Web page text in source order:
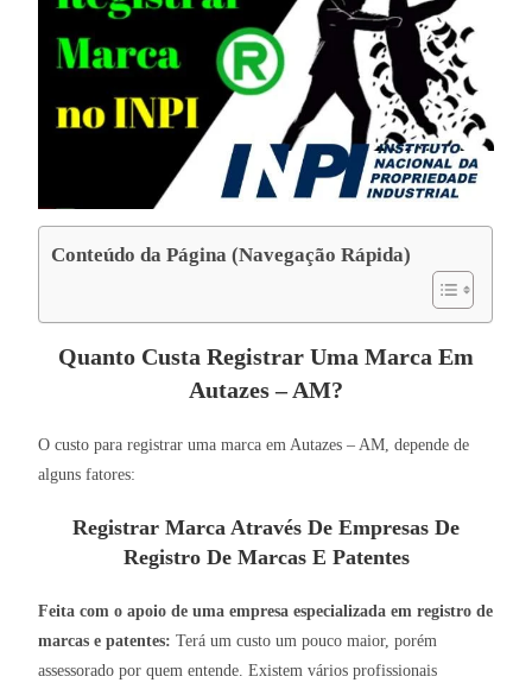
Conteúdo da Página (Navegação Rápida)
Quanto Custa Registrar Uma Marca Em
Autazes – AM?
O custo para registrar uma marca em Autazes – AM, depende de
alguns fatores:
Registrar Marca Através De Empresas De
Registro De Marcas E Patentes
Feita com o apoio de uma empresa especializada em registro de
marcas e patentes: Terá um custo um pouco maior, porém
assessorado por quem entende. Existem vários profissionais